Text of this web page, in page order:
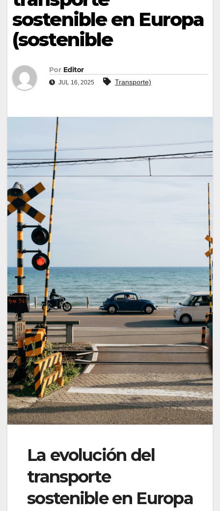
sostenible en Europa
(sostenible
Por Editor
JUL 16, 2025 Transporte)
La evolución del
transporte
sostenible en Europa